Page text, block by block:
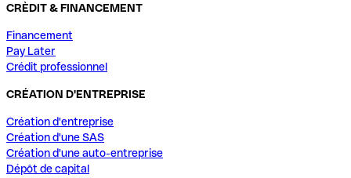
CRÈDIT & FINANCEMENT
Financement
Pay Later
Crédit professionnel
CRÉATION D'ENTREPRISE
Création d'entreprise
Création d'une SAS
Création d'une auto-entreprise
Dépôt de capital